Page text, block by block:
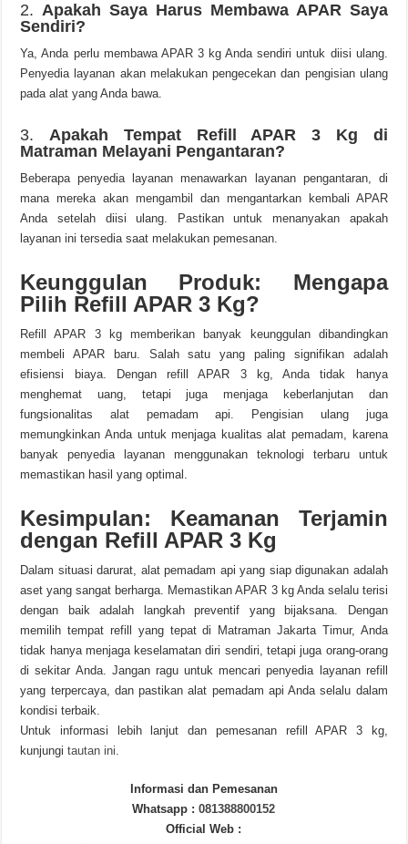
2.Apakah Saya Harus Membawa APAR Saya
Sendiri?
Ya, Anda perlu membawa APAR 3 kg Anda sendiri untuk diisi ulang.
Penyedia layanan akan melakukan pengecekan dan pengisian ulang
pada alat yang Anda bawa.
3.Apakah Tempat Refill APAR 3 Kg di
Matraman Melayani Pengantaran?
Beberapa penyedia layanan menawarkan layanan pengantaran, di
mana mereka akan mengambil dan mengantarkan kembali APAR
Anda setelah diisi ulang. Pastikan untuk menanyakan apakah
layanan ini tersedia saat melakukan pemesanan.
Keunggulan Produk: Mengapa
Pilih Refill APAR 3 Kg?
Refill APAR 3 kg memberikan banyak keunggulan dibandingkan
membeli APAR baru. Salah satu yang paling signifikan adalah
efisiensi biaya. Dengan refill APAR 3 kg, Anda tidak hanya
menghemat uang, tetapi juga menjaga keberlanjutan dan
fungsionalitas alat pemadam api. Pengisian ulang juga
memungkinkan Anda untuk menjaga kualitas alat pemadam, karena
banyak penyedia layanan menggunakan teknologi terbaru untuk
memastikan hasil yang optimal.
Kesimpulan: Keamanan Terjamin
dengan Refill APAR 3 Kg
Dalam situasi darurat, alat pemadam api yang siap digunakan adalah
aset yang sangat berharga. Memastikan APAR 3 kg Anda selalu terisi
dengan baik adalah langkah preventif yang bijaksana. Dengan
memilih tempat refill yang tepat di Matraman Jakarta Timur, Anda
tidak hanya menjaga keselamatan diri sendiri, tetapi juga orang-orang
di sekitar Anda. Jangan ragu untuk mencari penyedia layanan refill
yang terpercaya, dan pastikan alat pemadam api Anda selalu dalam
kondisi terbaik.
Untuk informasi lebih lanjut dan pemesanan refill APAR 3 kg,
kunjungitautan ini.
Informasi dan Pemesanan
Whatsapp :081388800152
Official Web :